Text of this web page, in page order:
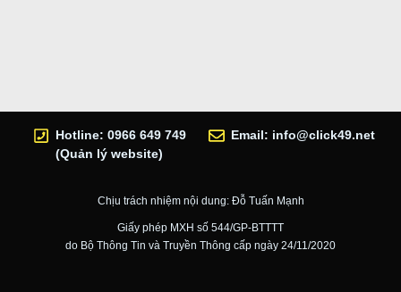
Hotline: 0966 649 749
(Quản lý website)
Email: info@click49.net
Chịu trách nhiệm nội dung: Đỗ Tuấn Mạnh
Giấy phép MXH số 544/GP-BTTTT
do Bộ Thông Tin và Truyền Thông cấp ngày 24/11/2020